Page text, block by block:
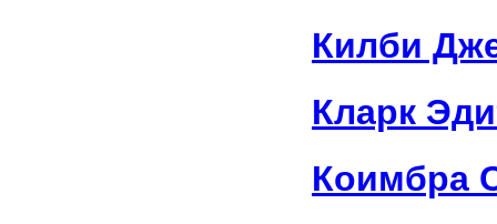
Килби
Кларк
Коимбра